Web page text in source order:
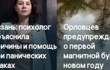
психолог
и помощь
панических
Орловцев
о первой
магнитной
новом году